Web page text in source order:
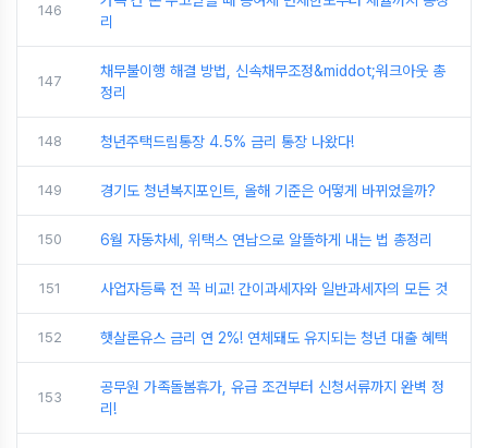
146
리
147
채무불이행 해결 방법, 신속채무조정&middot;워크아웃 총
정리
148 청년주택드림통장 4.5% 금리 통장 나왔다!
149 경기도 청년복지포인트, 올해 기준은 어떻게 바뀌었을까?
150 6월 자동차세, 위택스 연납으로 알뜰하게 내는 법 총정리
151 사업자등록 전 꼭 비교! 간이과세자와 일반과세자의 모든 것
152 햇살론유스 금리 연 2%! 연체돼도 유지되는 청년 대출 혜택
153
공무원 가족돌봄휴가, 유급 조건부터 신청서류까지 완벽 정
리!